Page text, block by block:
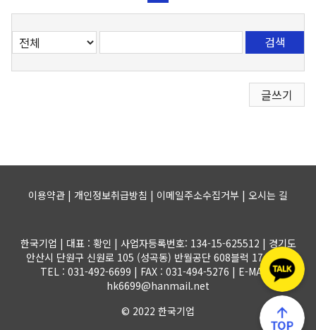
검색
글쓰기
이용약관 | 개인정보취급방침 | 이메일주소수집거부 | 오시는 길
한국기업 | 대표 : 황인 | 사업자등록번호: 134-15-625512 | 경기도
안산시 단원구 신원로 105 (성곡동) 반월공단 608블럭 17-1롯트
TEL : 031-492-6699 | FAX : 031-494-5276 | E-MAIL :
hk6699@hanmail.net
© 2022 한국기업